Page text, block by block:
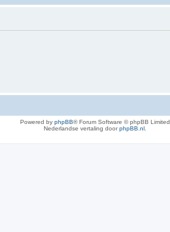
Powered by phpBB® Forum Software © phpBB Limited
Nederlandse vertaling doorphpBB.nl